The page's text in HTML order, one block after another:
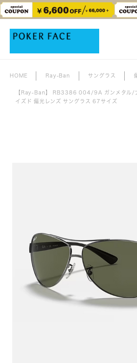
HOME Ray-Ban サングラス
【Ray-Ban】 RB3386 004/9A ガンメタル/
イズド 偏光レンズ サングラス 67サイズ